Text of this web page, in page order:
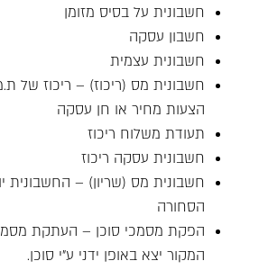
חשבונית על בסיס מזומן
חשבון עסקה
חשבונית עצמית
חשבונית מס (ריכוז) – ריכוז של
הצעות מחיר או חן עסקה
תעודת משלוח ריכוז
חשבונית עסקה ריכוז
חשבונית מס (שריון) – החשבונית
הסחורה
הפקת מסמכי סוכן – העתקת
המקור יצא באופן ידני ע"י סוכן.